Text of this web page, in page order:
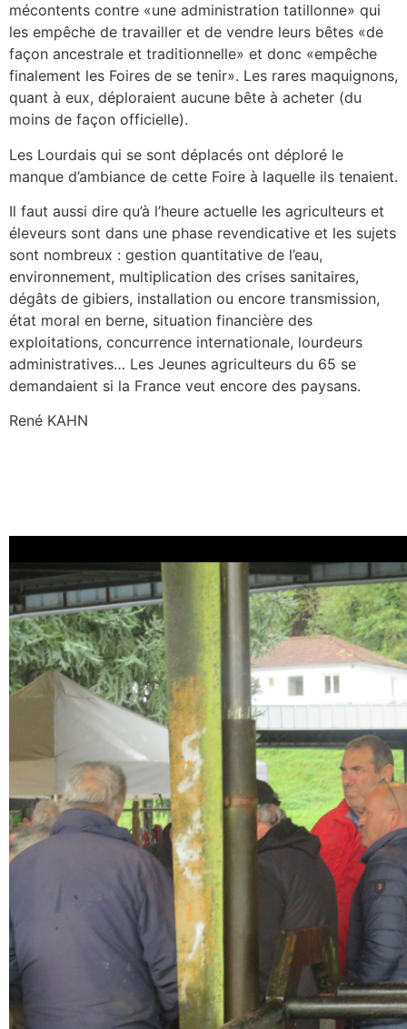
mécontents contre «une administration tatillonne» qui
les empêche de travailler et de vendre leurs bêtes «de
façon ancestrale et traditionnelle» et donc «empêche
finalement les Foires de se tenir». Les rares maquignons,
quant à eux, déploraient aucune bête à acheter (du
moins de façon officielle).
Les Lourdais qui se sont déplacés ont déploré le
manque d’ambiance de cette Foire à laquelle ils tenaient.
Il faut aussi dire qu’à l’heure actuelle les agriculteurs et
éleveurs sont dans une phase revendicative et les sujets
sont nombreux : gestion quantitative de l’eau,
environnement, multiplication des crises sanitaires,
dégâts de gibiers, installation ou encore transmission,
état moral en berne, situation financière des
exploitations, concurrence internationale, lourdeurs
administratives… Les Jeunes agriculteurs du 65 se
demandaient si la France veut encore des paysans.
René KAHN